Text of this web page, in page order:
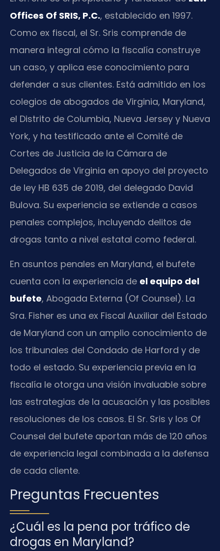
Offices Of SRIS, P.C., establecido en 1997.
Como ex fiscal, el Sr. Sris comprende de
manera integral cómo la fiscalía construye
un caso, y aplica ese conocimiento para
defender a sus clientes. Está admitido en los
colegios de abogados de Virginia, Maryland,
el Distrito de Columbia, Nueva Jersey y Nueva
York, y ha testificado ante el Comité de
Cortes de Justicia de la Cámara de
Delegados de Virginia en apoyo del proyecto
de ley HB 635 de 2019, del delegado David
Bulova. Su experiencia se extiende a casos
penales complejos, incluyendo delitos de
drogas tanto a nivel estatal como federal.
En asuntos penales en Maryland, el bufete
cuenta con la experiencia de el equipo del
bufete, Abogada Externa (Of Counsel). La
Sra. Fisher es una ex Fiscal Auxiliar del Estado
de Maryland con un amplio conocimiento de
los tribunales del Condado de Harford y de
todo el estado. Su experiencia previa en la
fiscalía le otorga una visión invaluable sobre
las estrategias de la acusación y las posibles
resoluciones de los casos. El Sr. Sris y los Of
Counsel del bufete aportan más de 120 años
de experiencia legal combinada a la defensa
de cada cliente.
Preguntas Frecuentes
¿Cuál es la pena por tráfico de
drogas en Maryland?